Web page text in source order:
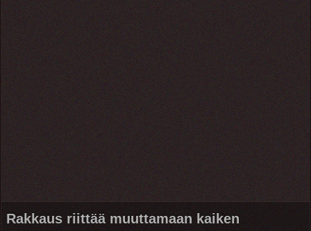
Rakkaus riittää muuttamaan kaiken